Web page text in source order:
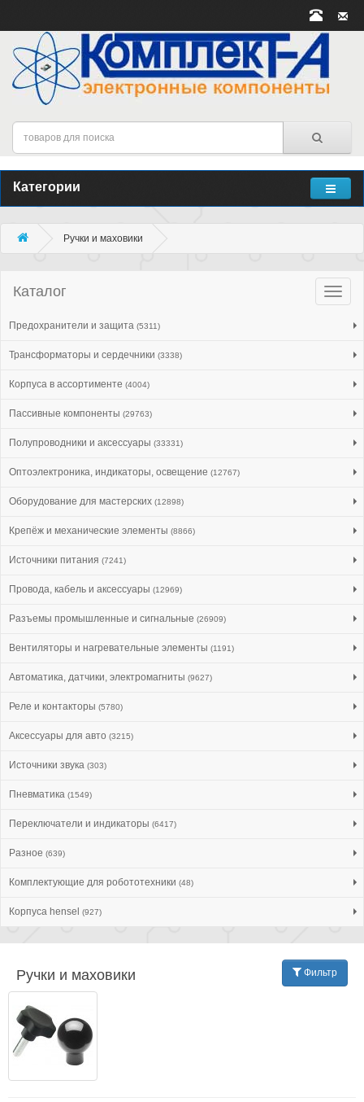
Категории
Ручки и маховики
Каталог
Предохранители и защита (5311)
Трансформаторы и сердечники (3338)
Корпуса в ассортименте (4004)
Пассивные компоненты (29763)
Полупроводники и аксессуары (33331)
Оптоэлектроника, индикаторы, освещение (12767)
Оборудование для мастерских (12898)
Крепёж и механические элементы (8866)
Источники питания (7241)
Провода, кабель и аксессуары (12969)
Разъемы промышленные и сигнальные (26909)
Вентиляторы и нагревательные элементы (1191)
Автоматика, датчики, электромагниты (9627)
Реле и контакторы (5780)
Аксессуары для авто (3215)
Источники звука (303)
Пневматика (1549)
Переключатели и индикаторы (6417)
Разное (639)
Комплектующие для робототехники (48)
Корпуса hensel (927)
Фильтр
Ручки и маховики